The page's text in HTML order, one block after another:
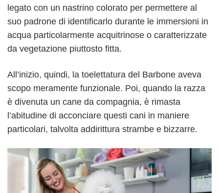
legato con un nastrino colorato per permettere al
suo padrone di identificarlo durante le immersioni in
acqua particolarmente acquitrinose o caratterizzate
da vegetazione piuttosto fitta.
All’inizio, quindi, la toelettatura del Barbone aveva
scopo meramente funzionale. Poi, quando la razza
è divenuta un cane da compagnia, è rimasta
l’abitudine di acconciare questi cani in maniere
particolari, talvolta addirittura strambe e bizzarre.